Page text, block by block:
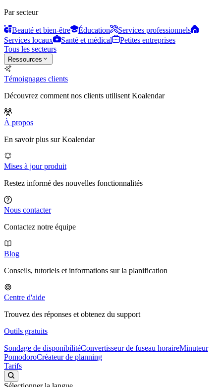
Par secteur
Beauté et bien-être Éducation
Services professionnels
Services locaux
Santé et médical
Petites entreprises
Tous les secteurs
Ressources
Témoignages clients
Découvrez comment nos clients utilisent Koalendar
À propos
En savoir plus sur Koalendar
Mises à jour produit
Restez informé des nouvelles fonctionnalités
Nous contacter
Contactez notre équipe
Blog
Conseils, tutoriels et informations sur la planification
Centre d'aide
Trouvez des réponses et obtenez du support
Outils gratuits
Sondage de disponibilitéConvertisseur de fuseau horaireMinuteur
PomodoroCréateur de planning
Tarifs